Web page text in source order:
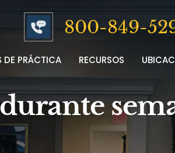
800-849-
DE PRÁCTICA RECURSOS